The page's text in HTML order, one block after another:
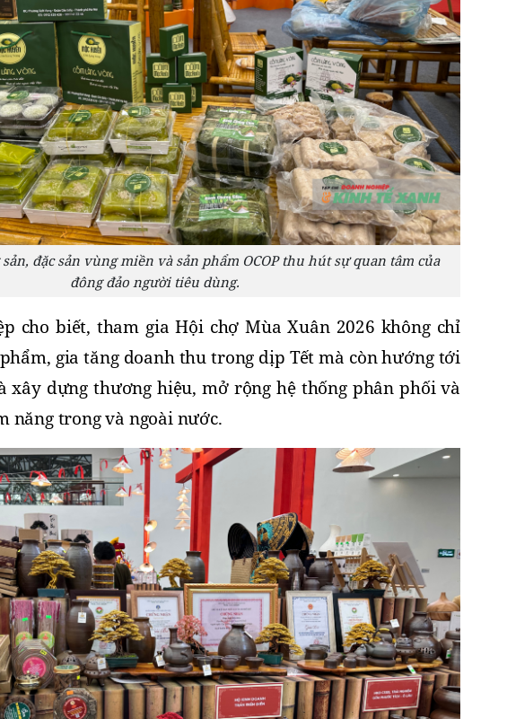
đặc sản vùng miền và sản phẩm OCOP thu hút sự quan tâm của
đông đảo người tiêu dùng.
cho biết, tham gia Hội chợ Mùa Xuân 2026 không chỉ
gia tăng doanh thu trong dịp Tết mà còn hướng tới
xây dựng thương hiệu, mở rộng hệ thống phân phối và
năng trong và ngoài nước.